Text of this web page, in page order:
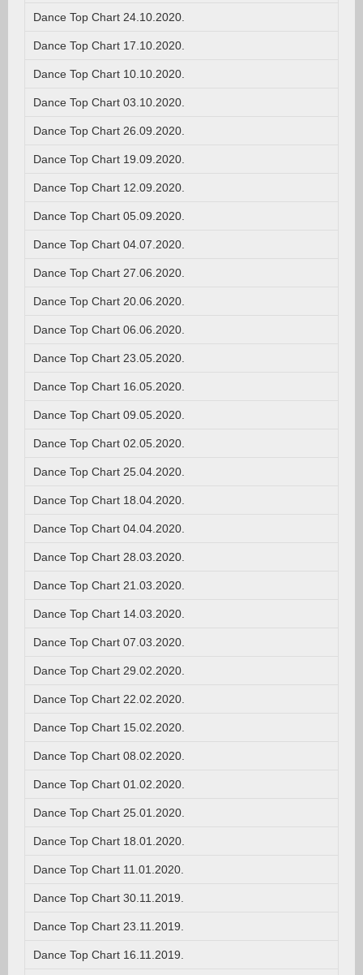
Dance Top Chart 24.10.2020.
Dance Top Chart 17.10.2020.
Dance Top Chart 10.10.2020.
Dance Top Chart 03.10.2020.
Dance Top Chart 26.09.2020.
Dance Top Chart 19.09.2020.
Dance Top Chart 12.09.2020.
Dance Top Chart 05.09.2020.
Dance Top Chart 04.07.2020.
Dance Top Chart 27.06.2020.
Dance Top Chart 20.06.2020.
Dance Top Chart 06.06.2020.
Dance Top Chart 23.05.2020.
Dance Top Chart 16.05.2020.
Dance Top Chart 09.05.2020.
Dance Top Chart 02.05.2020.
Dance Top Chart 25.04.2020.
Dance Top Chart 18.04.2020.
Dance Top Chart 04.04.2020.
Dance Top Chart 28.03.2020.
Dance Top Chart 21.03.2020.
Dance Top Chart 14.03.2020.
Dance Top Chart 07.03.2020.
Dance Top Chart 29.02.2020.
Dance Top Chart 22.02.2020.
Dance Top Chart 15.02.2020.
Dance Top Chart 08.02.2020.
Dance Top Chart 01.02.2020.
Dance Top Chart 25.01.2020.
Dance Top Chart 18.01.2020.
Dance Top Chart 11.01.2020.
Dance Top Chart 30.11.2019.
Dance Top Chart 23.11.2019.
Dance Top Chart 16.11.2019.